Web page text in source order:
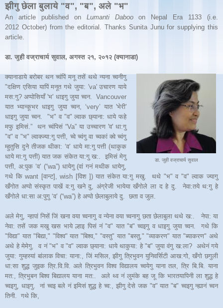
झीगु छेला बुलाये "व", "ब", अले "भ"
An article published on Lumanti Dabooon Nepal Era 1133 (i.e.
2012 October) from the editorial. Thanks Sunita Junu for supplying this
article.
डा. जुही वज्राचार्य सुवाल, अगस्त २१, २०१२ (क्यानाडा)
डा. जुही वज्राचार्य सुवाल
क्यानाडाये बरोबर थन च्वंपिं मनू तसें थथे न्यना च्वनीगु
"दक्षिण एसिया यापिं मनूत गथे जुया: 'va' उचारण याये
मस:गु? अप्पोसियाँ 'भ' धाइगु जुया च्वन. Vancouver
यात भ्यान्कूभर धाइगु जुया च्वन, ‘very’ यात 'भेरी'
धाइगु जुया च्वन. "भ" व "व" ल्वाक छ्याना: धाये फहे
मफु इमिसं.” थन च्वंपिसं “Va” या उच्चारण 'व' धा:गु
"व" व "भ" ल्वाक्ज्या:गु पत्ती, च्वे च्वंगु वा च्वकां क्वे च्वंगु
म्हुतुसि दुने तीजक थीका: ‘व’ धाये मा:गु पत्ती (थाकुक
धाये मा:गु पत्ती) यात जक संकेत या:गु ख:. इमिसं मेगु
पत्ती, अ:पुक ‘व’ (“wa”) धायेगु (वां गनं मथीक धायेगु,
गथे कि want [वान्ट], wish [विश ]) यात संकेत या:गु मखु. थथे "भ" व "व" ल्वाक ज्यागु
खँगोत अप्पो संस्कृत पाखें व:गु खने दु, अंग्रेजी भायेया खँगोले ला द हे दु. नेवा:तये थ:गु हे
खँगोले धा:सा अ:पुगु ‘व’ (“wa”) हे अप्पो छेलाबुलाये दु. छता व जुल.
अले मेगु, न्हापां निसें जिं खना वया च्वनागु व न्येना वया च्वनागु छता छेलाबुला थथे ख:. नेपा: या
नेवा: तसें जक मखु खस भाये ल्हाइ पिसं नं "व" यात "ब" च्वइगु व धाइगु जुया च्वन. गथे कि
"विद्या" यात "बिद्या," "विश्व" यात "बिश्व," "वस्तु" यात "बस्तु," "व्याकरण" यात "ब्याकरण" अथे
अथे हे मेमेगु. व नं "भ" व "व" ल्वाक छ्याना: धाये थाकुया: हे "ब" जुया वंगु ख:ला? अथेनं गये
जुया: गुम्हस्यां बांलाक विचा: याना:, जिं मसिल, झीगु त्रिभुवन युनिवर्सिटी आख:गो, खँगो छगुली
धा:सा शुद्ध जुइक त्रि.वि.वि. अले त्रिभुवन विश्व विद्यालय च्वयेगु याना तल, त्रि बि.बि. याना
मत:, त्रिभुबन बिश्व बिद्यालय याना मत:. अले थ्व नं लुमंके बह जू कि भारतयापिनी ला शुद्ध हे
च्वइगु, धाइगु. नां च्वइ बले नं इमिसं शुद्ध हे च्व:, झीगु देसे जक "व" यात "ब" च्वइगु न्ह्यानं च्वन
तिनी. गथे कि,